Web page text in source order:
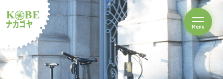
ルショップナカゴヤ
Menuを開閉